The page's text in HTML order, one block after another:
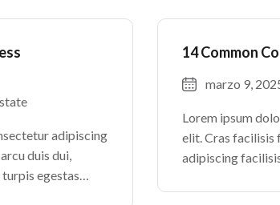
adipiscing
duis dui,
egestas
14 Common
marzo 9,
Lorem ipsum
elit. Cras facilisis
adipiscing
justo odio